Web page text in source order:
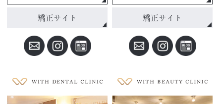
矯正サイト 矯正サイト